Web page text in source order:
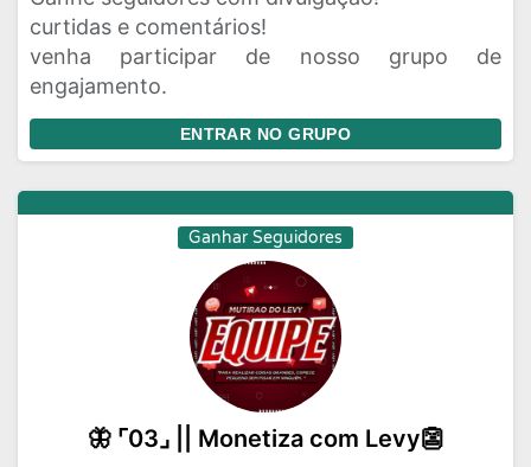
curtidas e comentários!
venha participar de nosso grupo de
engajamento.
ENTRAR NO GRUPO
Ganhar Seguidores
🦋 ⌜03⌟ || Monetiza com Levy👺